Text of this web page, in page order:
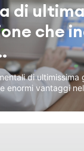
di
che
di ultimissima
enormi vantaggi